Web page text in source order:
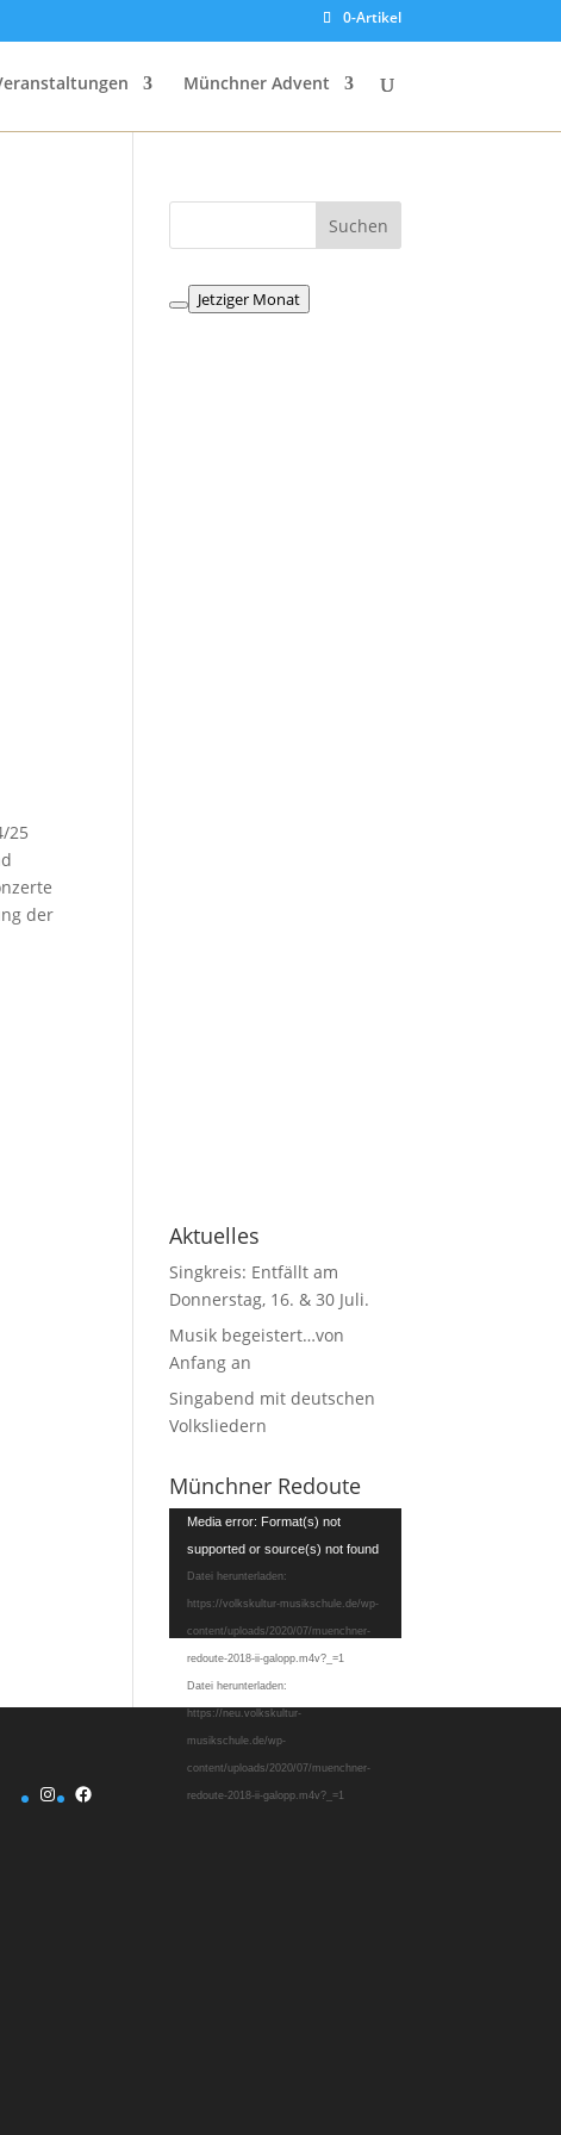
0-Artikel
Münchner Advent
25
der
Jetziger Monat
Aktuelles
Singkreis: Entfällt am
Donnerstag, 16. & 30 Juli.
Musik begeistert…von
Anfang an
Singabend mit deutschen
Volksliedern
Münchner Redoute
Video-
Player
Media error: Format(s) not
supported or source(s) not found
Datei herunterladen:
https://volkskultur-musikschule.de/wp-
content/uploads/2020/07/muenchner-
redoute-2018-ii-galopp.m4v?_=1
Datei herunterladen:
https://neu.volkskultur-
musikschule.de/wp-
content/uploads/2020/07/muenchner-
redoute-2018-ii-galopp.m4v?_=1
Instagram
Facebook